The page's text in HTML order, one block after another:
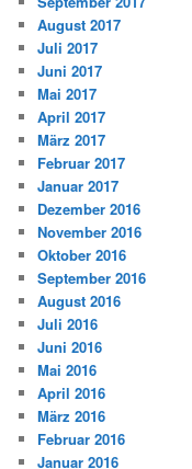
August 2017
Juli 2017
Juni 2017
Mai 2017
April 2017
März 2017
Februar 2017
Januar 2017
Dezember 2016
November 2016
Oktober 2016
September 2016
August 2016
Juli 2016
Juni 2016
Mai 2016
April 2016
März 2016
Februar 2016
Januar 2016